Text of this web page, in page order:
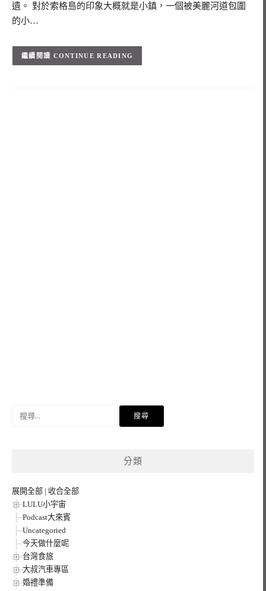
遺。 對於索格島的印象大概就是小鎮，一個被美麗河道包圍
的小…
CONTINUE READING
分類
展開全部 | 收合全部
LULU小宇宙
Podcast大來賓
Uncategoried
今天做什麼呢
台灣食旅
大叔汽車專區
婚禮準備